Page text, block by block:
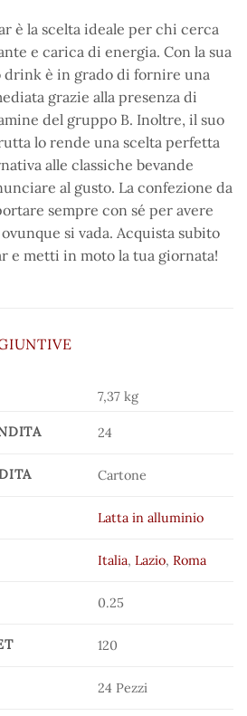
è la scelta ideale per chi cerca
e carica di energia. Con la sua
drink è in grado di fornire una
grazie alla presenza di
del gruppo B. Inoltre, il suo
lo rende una scelta perfetta
alle classiche bevande
al gusto. La confezione da
sempre con sé per avere
si vada. Acquista subito
e metti in moto la tua giornata!
7,37 kg
24
Cartone
Latta in alluminio
Italia,Lazio,Roma
0.25
120
24 Pezzi